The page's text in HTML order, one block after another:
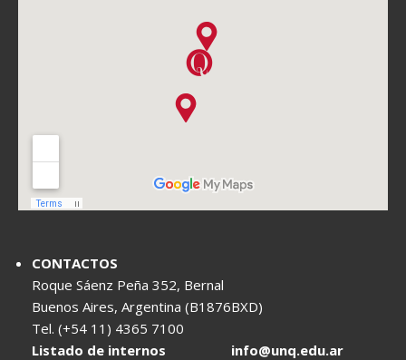
CONTACTOS
Roque Sáenz Peña 352, Bernal
Buenos Aires, Argentina (B1876BXD)
Tel. (+54 11) 4365 7100
Listado de internos
info@unq.edu.ar